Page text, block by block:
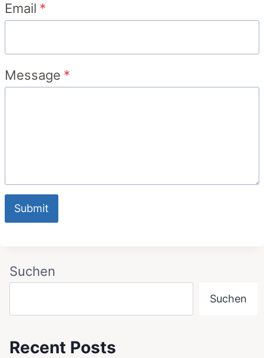
Email *
Message *
Submit
Suchen
Suchen
Recent Posts